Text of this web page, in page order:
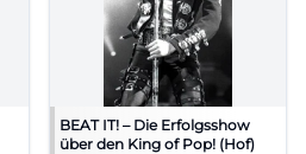
BEAT IT! – Die Erfolgsshow
über den King of Pop! (Hof)